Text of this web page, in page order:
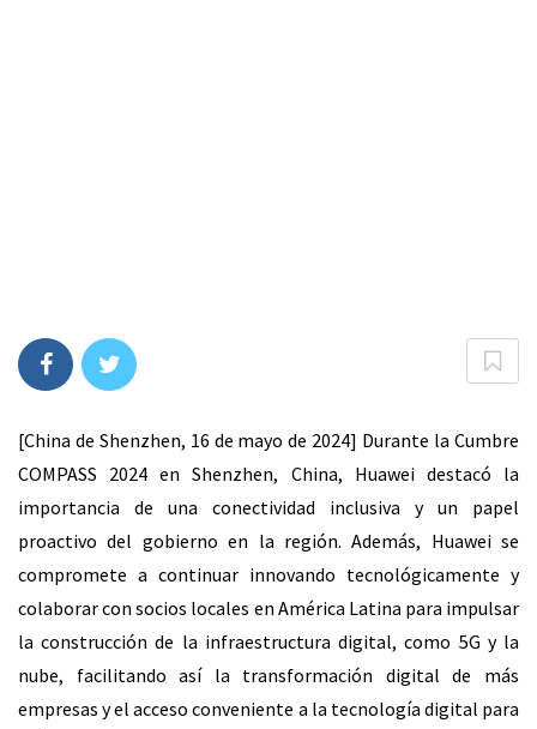
[China de Shenzhen, 16 de mayo de 2024] Durante la Cumbre
COMPASS 2024 en Shenzhen, China, Huawei destacó la
importancia de una conectividad inclusiva y un papel
proactivo del gobierno en la región. Además, Huawei se
compromete a continuar innovando tecnológicamente y
colaborar con socios locales en América Latina para impulsar
la construcción de la infraestructura digital, como 5G y la
nube, facilitando así la transformación digital de más
empresas y el acceso conveniente a la tecnología digital para